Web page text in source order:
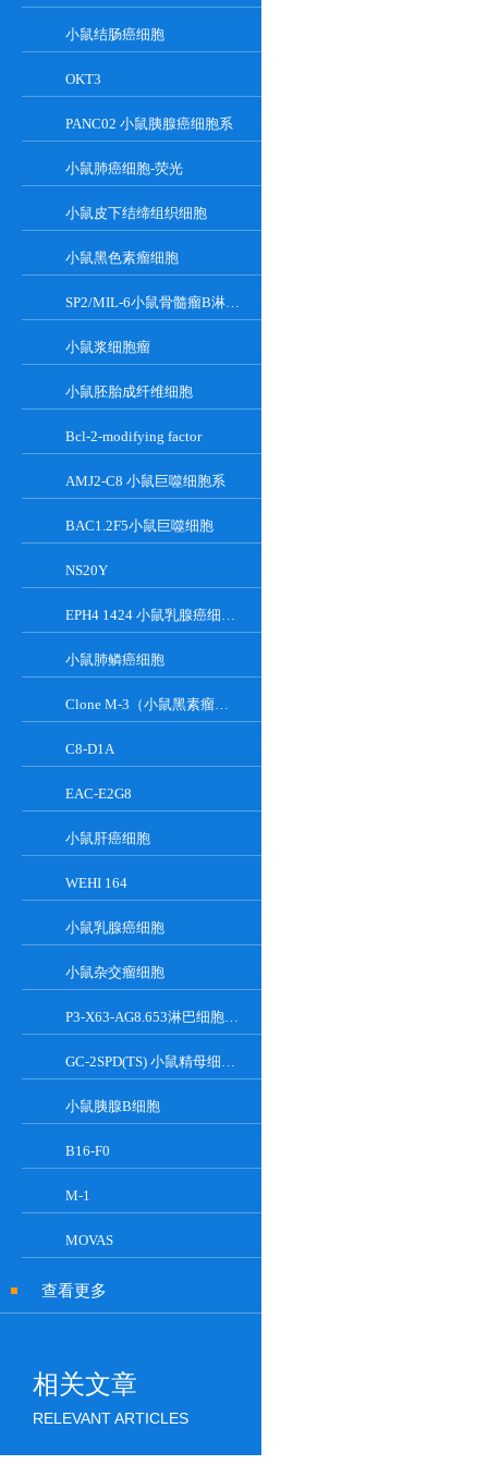
小鼠结肠癌细胞
OKT3
PANC02 小鼠胰腺癌细胞系
小鼠肺癌细胞-荧光
小鼠皮下结缔组织细胞
小鼠黑色素瘤细胞
SP2/MIL-6小鼠骨髓瘤B淋巴悬浮细胞系
小鼠浆细胞瘤
小鼠胚胎成纤维细胞
Bcl-2-modifying factor
AMJ2-C8 小鼠巨噬细胞系
BAC1.2F5小鼠巨噬细胞
NS20Y
EPH4 1424 小鼠乳腺癌细胞系
小鼠肺鳞癌细胞
Clone M-3（小鼠黑素瘤细胞）
C8-D1A
EAC-E2G8
小鼠肝癌细胞
WEHI 164
小鼠乳腺癌细胞
小鼠杂交瘤细胞
P3-X63-AG8.653淋巴细胞小鼠骨髓瘤细胞
GC-2SPD(TS) 小鼠精母细胞系
小鼠胰腺Β细胞
B16-F0
M-1
MOVAS
查看更多
相关文章
RELEVANT ARTICLES